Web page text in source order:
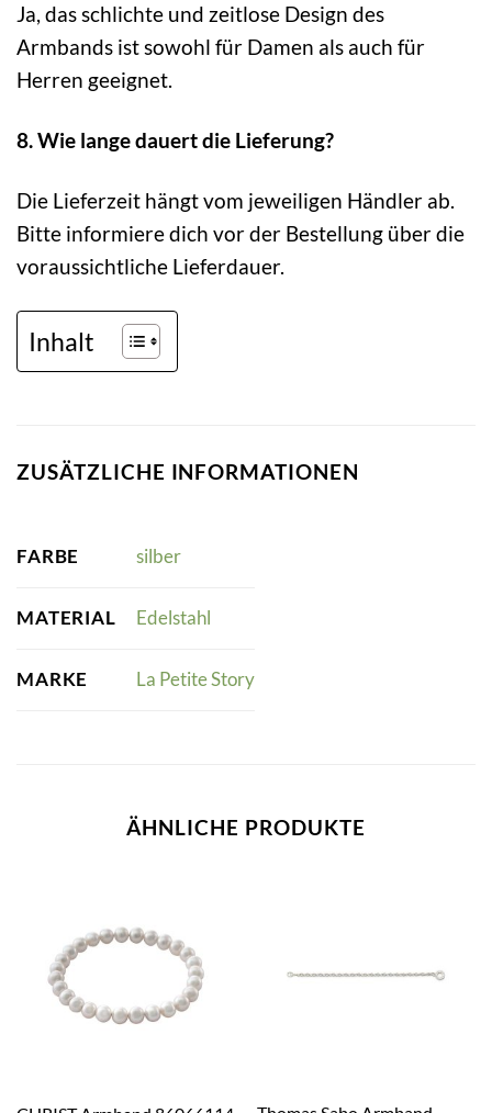
Ja, das schlichte und zeitlose Design des
Armbands ist sowohl für Damen als auch für
Herren geeignet.
8. Wie lange dauert die Lieferung?
Die Lieferzeit hängt vom jeweiligen Händler ab.
Bitte informiere dich vor der Bestellung über die
voraussichtliche Lieferdauer.
Inhalt
ZUSÄTZLICHE INFORMATIONEN
FARBE silber
MATERIAL Edelstahl
MARKE La Petite Story
ÄHNLICHE PRODUKTE